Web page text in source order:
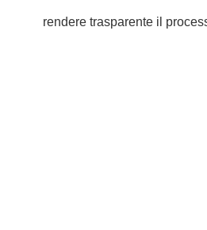
rendere trasparente il